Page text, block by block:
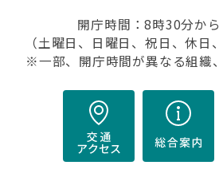
開庁時間：8時30分か
（土曜日、日曜日、祝日、休日
※一部、開庁時間が異なる組織